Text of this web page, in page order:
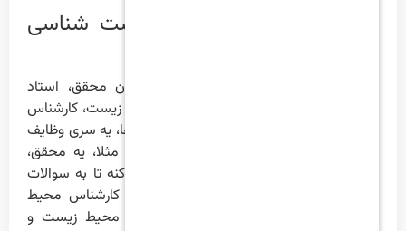
فرصت های شغلی رشته زیست شناسی
یه زیست شناس گیاهی می تونه به عنوان محقق، استاد
دانشگاه، تکنسین آزمایشگاه، کارشناس محیط زیست، کارشناس
کشاورزی و … کار کنه. هر کدوم از این شغل ها، یه سری وظایف
و مسئولیت های خاص خودشون رو دارن. مثلا، یه محقق،
بیشتر کارش تحقیق و پژوهشه و سعی می کنه تا به سوالات
علمی جدید در مورد گیاهان پاسخ بده. یه کارشناس محیط
زیست، بیشتر کارش حفاظت از گیاهان و محیط زیست و